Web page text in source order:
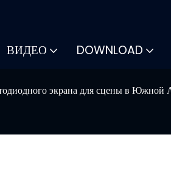
ВИДЕО DOWNLOAD
экрана для сцены в Южной